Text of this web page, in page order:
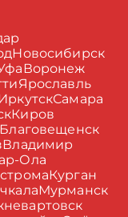
Новосибирск
Воронеж
Ярославль
ИркутскСамара
Киров
Благовещенск
Владимир
Ола
Курган
Мурманск